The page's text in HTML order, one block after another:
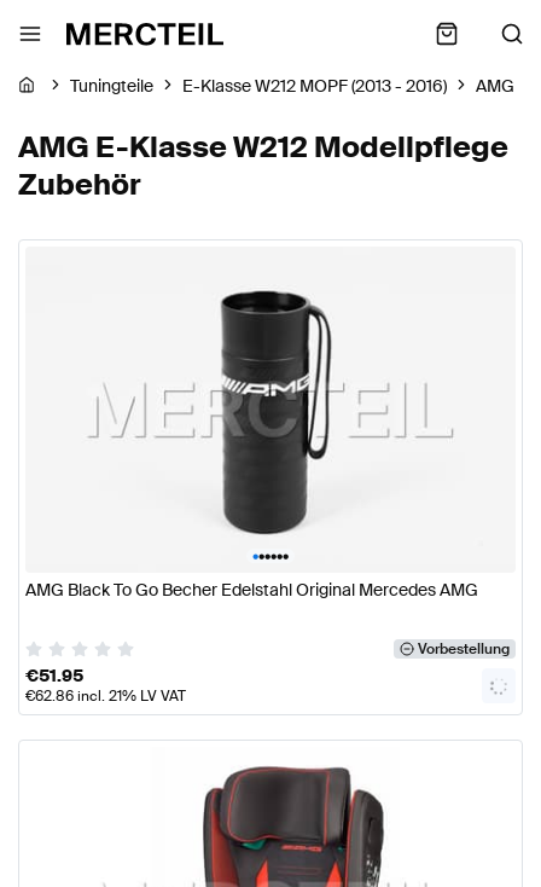
Tuningteile E-Klasse W212 MOPF (2013 - 2016) AMG
AMG E-Klasse W212 Modellpflege
Zubehör
••••••
AMG Black To Go Becher Edelstahl Original Mercedes AMG
Vorbestellung
€51.95
€62.86incl. 21% LV VAT